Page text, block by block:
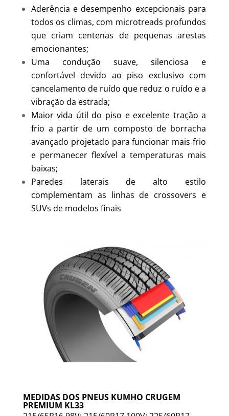
Aderência e desempenho excepcionais para
todos os climas, com microtreads profundos
que criam centenas de pequenas arestas
emocionantes;
Uma condução suave, silenciosa e
confortável devido ao piso exclusivo com
cancelamento de ruído que reduz o ruído e a
vibração da estrada;
Maior vida útil do piso e excelente tração a
frio a partir de um composto de borracha
avançado projetado para funcionar mais frio
e permanecer flexível a temperaturas mais
baixas;
Paredes laterais de alto estilo
complementam as linhas de crossovers e
SUVs de modelos finais
MEDIDAS DOS PNEUS KUMHO CRUGEM
PREMIUM KL33